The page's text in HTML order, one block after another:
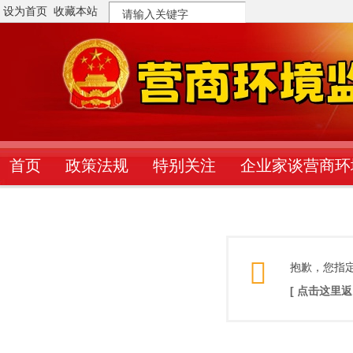
设为首页 收藏本站
搜
索
首页 政策法规 特别关注 企业家谈营商
抱歉，您指
[ 点击这里